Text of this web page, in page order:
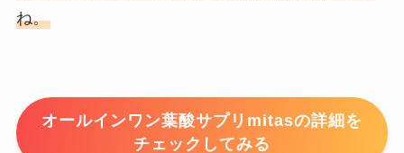
ね。
オールインワン葉酸サプリmitasの詳細を
チェックしてみる